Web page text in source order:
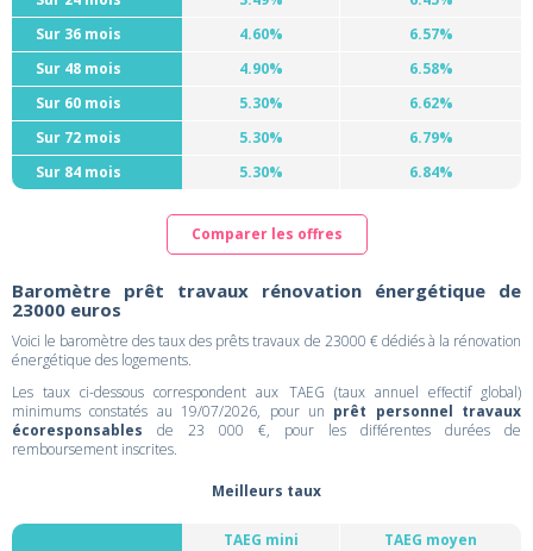
Sur 36 mois
4.60%
6.57%
Sur 48 mois
4.90%
6.58%
Sur 60 mois
5.30%
6.62%
Sur 72 mois
5.30%
6.79%
Sur 84 mois
5.30% 6.84%
Comparer les offres
Baromètre prêt travaux rénovation énergétique de
23000 euros
Voici le baromètre des taux des prêts travaux de 23000 € dédiés à la rénovation
énergétique des logements.
Les taux ci-dessous correspondent aux TAEG (taux annuel effectif global)
minimums constatés au 19/07/2026, pour un prêt personnel travaux
écoresponsables de 23 000 €, pour les différentes durées de
remboursement inscrites.
Meilleurs taux
TAEG mini
TAEG moyen